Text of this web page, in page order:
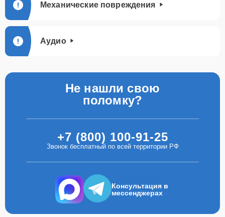
Механические повреждения
Аудио
Не нашли свою
поломку?
+7 (800) 100-91-25
Звонок бесплатный по всей территории РФ
Консультация в
мессенджерах